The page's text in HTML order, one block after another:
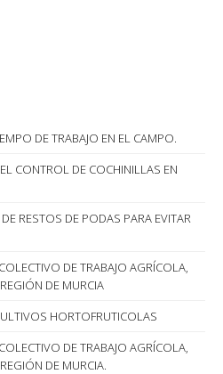
DE TRABAJO EN EL CAMPO.
CONTROL DE COCHINILLAS EN
RESTOS DE PODAS PARA EVITAR
DE TRABAJO AGRÍCOLA,
DE MURCIA
HORTOFRUTICOLAS
DE TRABAJO AGRÍCOLA,
DE MURCIA.